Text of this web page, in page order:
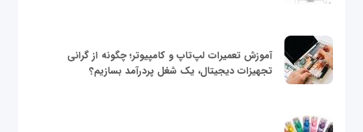
آموزش تعمیرات لپ‌تاپ و کامپیوتر؛ چگونه از گرانی
تجهیزات دیجیتال، یک شغل پردرآمد بسازیم؟